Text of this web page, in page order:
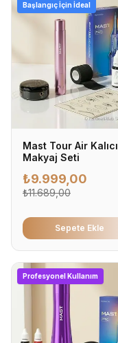
Başlangıç İçin İdeal
Mast Tour Air Kalıcı
Makyaj Seti
₺9.999,00
₺11.689,00
Sepete Ekle
Profesyonel Kullanım